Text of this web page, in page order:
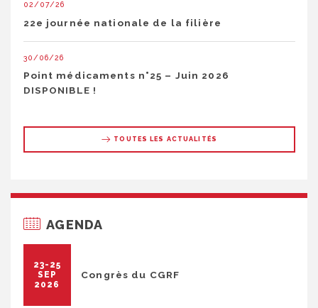
02/07/26
22e journée nationale de la filière
30/06/26
Point médicaments n°25 – Juin 2026
DISPONIBLE !
TOUTES LES ACTUALITÉS
AGENDA
23-25
SEP
2026
Congrès du CGRF